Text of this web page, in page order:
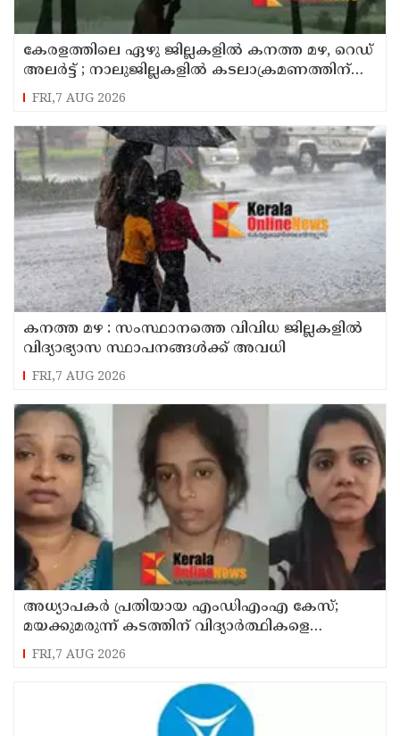
കേരളത്തിലെ ഏഴു ജില്ലകളിൽ കനത്ത മഴ, റെഡ്
അലർട്ട് ; നാലുജില്ലകളിൽ കടലാക്രമണത്തിന്
സാധ്യത
FRI,7 AUG 2026
കനത്ത മഴ : സംസ്ഥാനത്തെ വിവിധ ജില്ലകളിൽ
വിദ്യാഭ്യാസ സ്ഥാപനങ്ങൾക്ക് അവധി
FRI,7 AUG 2026
അധ്യാപകര്‍ പ്രതിയായ എംഡിഎംഎ കേസ്;
മയക്കുമരുന്ന് കടത്തിന് വിദ്യാര്‍ത്ഥികളെ
ഉപയോഗിച്ചോ എന്ന് സംശയം
FRI,7 AUG 2026